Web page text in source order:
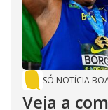
SÓ NOTÍCIA
Veja a